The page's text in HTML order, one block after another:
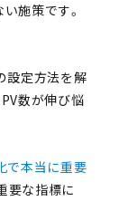
施策です。
設定方法を解
数が伸び悩
で本当に重要
要な指標に